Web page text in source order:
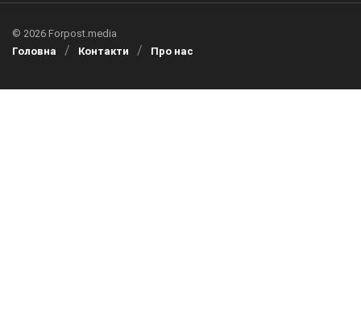
© 2026 Forpost.media
Головна
Контакти Про нас